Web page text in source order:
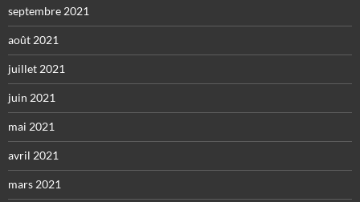
septembre 2021
août 2021
juillet 2021
juin 2021
mai 2021
avril 2021
mars 2021